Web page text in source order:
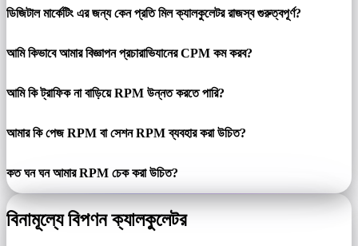
ডিজিটাল মার্কেটিং এর জন্য কেন প্রতি মিল ক্যালকুলেটর রাজস্ব গুরুত্বপূর্ণ?
আমি কিভাবে আমার বিজ্ঞাপন প্রচারাভিযানের CPM কম করব?
আমি কি ট্রাফিক না বাড়িয়ে RPM উন্নত করতে পারি?
আমার কি পেজ RPM বা সেশন RPM ব্যবহার করা উচিত?
কত ঘন ঘন আমার RPM চেক করা উচিত?
বিনামূল্যে বিপণন ক্যালকুলেটর